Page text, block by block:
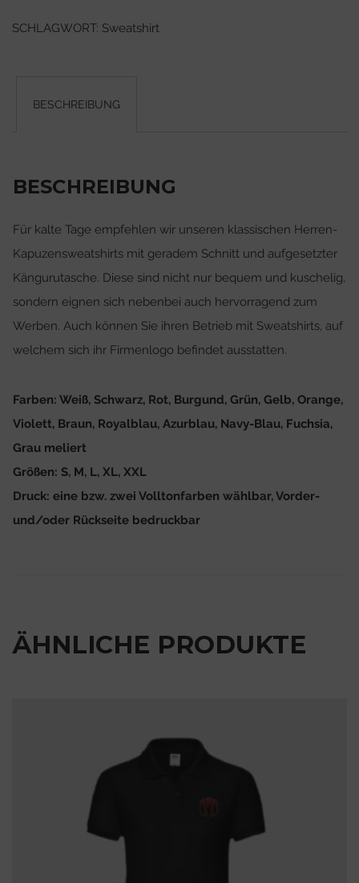
SCHLAGWORT: Sweatshirt
BESCHREIBUNG
BESCHREIBUNG
Für kalte Tage empfehlen wir unseren klassischen Herren-
Kapuzensweatshirts mit geradem Schnitt und aufgesetzter
Kängurutasche. Diese sind nicht nur bequem und kuschelig,
sondern eignen sich nebenbei auch hervorragend zum
Werben. Auch können Sie ihren Betrieb mit Sweatshirts, auf
welchem sich ihr Firmenlogo befindet ausstatten.
Farben: Weiß, Schwarz, Rot, Burgund, Grün, Gelb, Orange,
Violett, Braun, Royalblau, Azurblau, Navy-Blau, Fuchsia,
Grau meliert
Größen: S, M, L, XL, XXL
Druck: eine bzw. zwei Volltonfarben wählbar, Vorder-
und/oder Rückseite bedruckbar
ÄHNLICHE PRODUKTE